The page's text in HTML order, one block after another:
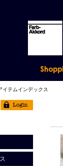
イテムインデックス